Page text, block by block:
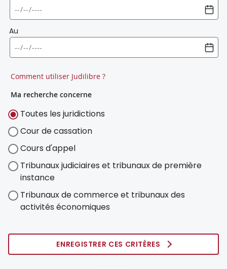
Au
Comment utiliser Judilibre ?
Ma recherche concerne
Toutes les juridictions
Cour de cassation
Cours d'appel
Tribunaux judiciaires et tribunaux de première
instance
Tribunaux de commerce et tribunaux des
activités économiques
ENREGISTRER CES CRITÈRES